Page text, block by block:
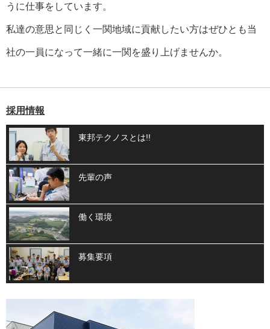
うに仕事をしています。
私達の意思と同じく一関地域に貢献したい方はぜひとも当
社の一員になって一緒に一関を盛り上げませんか。
採用情報
東邦テクノスとは!!
先輩の声
働く環境
募集要項